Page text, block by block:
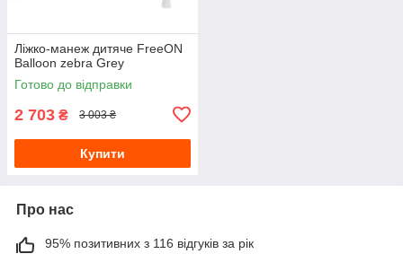
Ліжко-манеж дитяче FreeON
Balloon zebra Grey
Готово до відправки
2 703 ₴ 3 003 ₴
Купити
Про нас
95% позитивних з 116 відгуків за рік